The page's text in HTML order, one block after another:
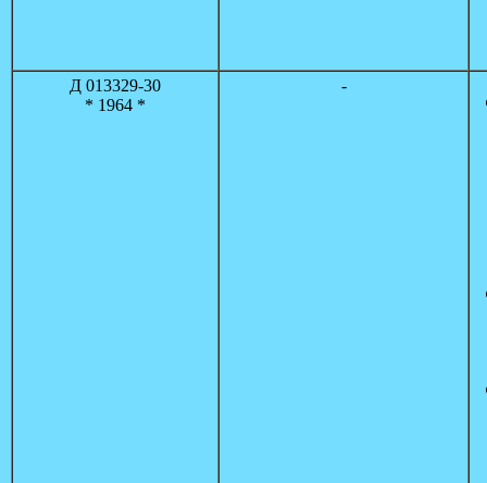
Д 013329-30
* 1964 *
-